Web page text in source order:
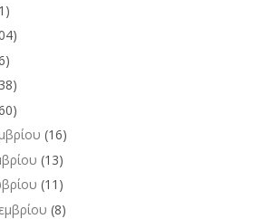
(16)
(13)
(11)
(8)